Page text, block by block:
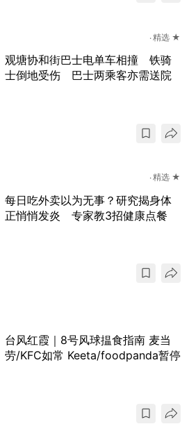
精选 ★
观塘协和街巴士电单车相撞 铁骑
士倒地受伤 巴士两乘客亦需送院
精选 ★
每日吃外卖以为无事？研究揭身体
正悄悄发炎 专家教3招健康点餐
台风红霞｜8号风球揾食指南 麦当
劳/KFC如常 Keeta/foodpanda暂停